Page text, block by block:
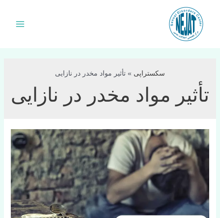
سکستراپی » تأثیر مواد مخدر در نازایی
تأثیر مواد مخدر در نازایی